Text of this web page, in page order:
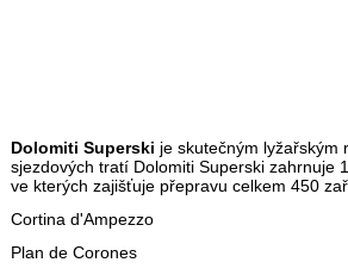
Dolomiti Superski je skutečným lyžařským
sjezdových tratí Dolomiti Superski zahrnuje
ve kterých zajišťuje přepravu celkem 450
Cortina d'Ampezzo
Plan de Corones